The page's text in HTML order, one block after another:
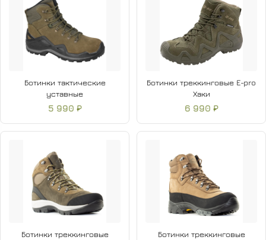
Ботинки тактические
уставные
5 990 ₽
Ботинки треккинговые E-pro
Хаки
6 990 ₽
Ботинки треккинговые Ботинки треккинговые